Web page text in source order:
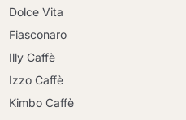
Dolce Vita
Fiasconaro
Illy Caffè
Izzo Caffè
Kimbo Caffè